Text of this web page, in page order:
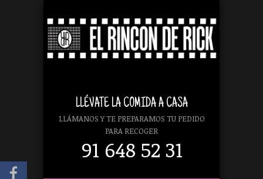
LLÉVATE LA COMIDA A CASA
LLÁMANOS Y TE PREPARAMOS TU PEDIDO
PARA RECOGER
91 648 52 31